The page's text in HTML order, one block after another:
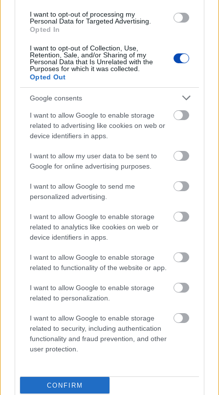
I want to opt-out of processing my
Personal Data for Targeted Advertising.
Opted In
I want to opt-out of Collection, Use,
Retention, Sale, and/or Sharing of my
Personal Data that Is Unrelated with the
Purposes for which it was collected.
Opted Out
Google consents
I want to allow Google to enable storage
related to advertising like cookies on web or
device identifiers in apps.
I want to allow my user data to be sent to
Google for online advertising purposes.
I want to allow Google to send me
personalized advertising.
I want to allow Google to enable storage
related to analytics like cookies on web or
device identifiers in apps.
I want to allow Google to enable storage
related to functionality of the website or app.
I want to allow Google to enable storage
related to personalization.
I want to allow Google to enable storage
related to security, including authentication
functionality and fraud prevention, and other
user protection.
CONFIRM
Balatonra
Balaton | A nyári hónapok közül a Szallas.hu adatai
a belföldi szállásfoglalások terén tavalyhoz képest,
jelenleg 7 százalékkal kevesebb belföldi foglalás, mint
egy éve – közölte az idegenforgalmi portál legfrissebb
felmérésének eredményét.